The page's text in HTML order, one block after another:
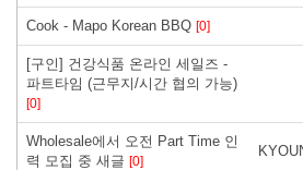
Cook - Mapo Korean BBQ [0]
[구인] 건강식품 온라인 세일즈 -
파트타임 (근무지/시간 협의 가능)
[0]
Wholesale에서 오전 Part Time 인
력 모집 중 새글 [0]